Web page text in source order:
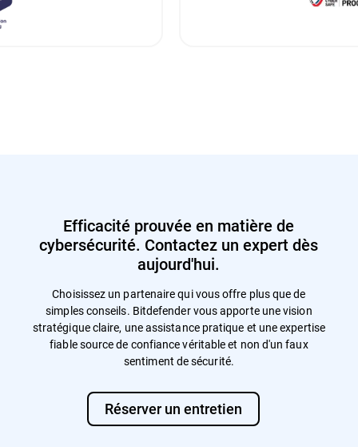
Efficacité prouvée en matière de
cybersécurité. Contactez un expert dès
aujourd'hui.
Choisissez un partenaire qui vous offre plus que de
simples conseils. Bitdefender vous apporte une vision
stratégique claire, une assistance pratique et une expertise
fiable source de confiance véritable et non d'un faux
sentiment de sécurité.
Réserver un entretien